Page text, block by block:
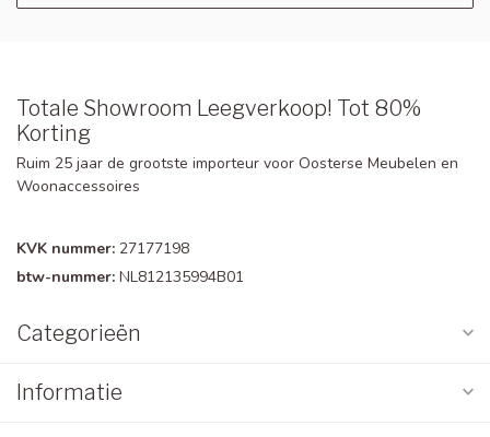
Totale Showroom Leegverkoop! Tot 80%
Korting
Ruim 25 jaar de grootste importeur voor Oosterse Meubelen en
Woonaccessoires
KVK nummer: 27177198
btw-nummer: NL812135994B01
Categorieën
Informatie